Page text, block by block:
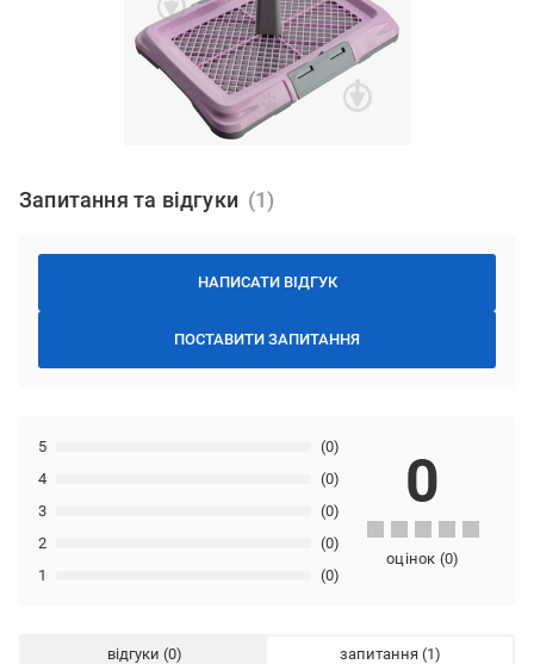
Запитання та відгуки
НАПИСАТИ ВІДГУК
ПОСТАВИТИ ЗАПИТАННЯ
1 (0)
2 (0)
3 (0)
4 (0)
5 (0)
0
оцінок (0)
відгуки запитання